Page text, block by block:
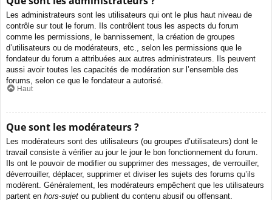
Les administrateurs sont les utilisateurs qui ont le plus haut niveau de
contrôle sur tout le forum. Ils contrôlent tous les aspects du forum
comme les permissions, le bannissement, la création de groupes
d’utilisateurs ou de modérateurs, etc., selon les permissions que le
fondateur du forum a attribuées aux autres administrateurs. Ils peuvent
aussi avoir toutes les capacités de modération sur l’ensemble des
forums, selon ce que le fondateur a autorisé.
Haut
Que sont les modérateurs ?
Les modérateurs sont des utilisateurs (ou groupes d’utilisateurs) dont le
travail consiste à vérifier au jour le jour le bon fonctionnement du forum.
Ils ont le pouvoir de modifier ou supprimer des messages, de verrouiller,
déverrouiller, déplacer, supprimer et diviser les sujets des forums qu’ils
modèrent. Généralement, les modérateurs empêchent que les utilisateurs
partent en hors-sujet ou publient du contenu abusif ou offensant.